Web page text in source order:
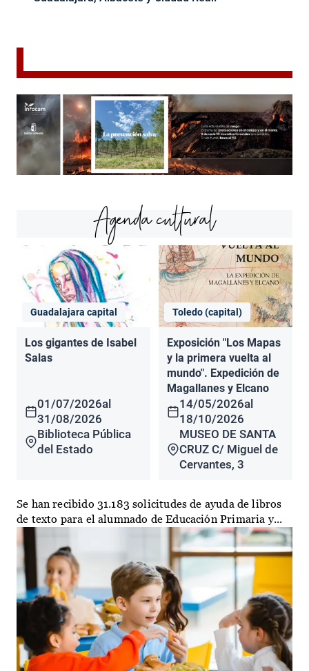
Agenda cultural
Guadalajara capital
Los gigantes de Isabel
Salas
01/07/2026al
31/08/2026
Biblioteca Pública
del Estado
Toledo (capital)
Exposición "Los Mapas
y la primera vuelta al
mundo". Expedición de
Magallanes y Elcano
14/05/2026al
18/10/2026
MUSEO DE SANTA
CRUZ C/ Miguel de
Cervantes, 3
Se han recibido 31.183 solicitudes de ayuda de libros
de texto para el alumnado de Educación Primaria y...